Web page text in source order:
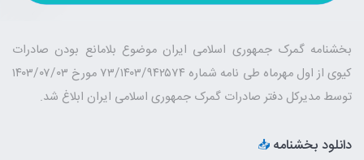
بخشنامه گمرک جمهوری اسلامی ایران موضوع بلامانع بودن صادرات
کیوی از اول مهرماه طی نامه شماره ۷۳/۱۴۰۳/۹۴۲۵۷۴ مورخ ۱۴۰۳/۰۷/۰۳
توسط مدیرکل دفتر صادرات گمرک جمهوری اسلامی ایران ابلاغ شد.
دانلود بخشنامه 📥